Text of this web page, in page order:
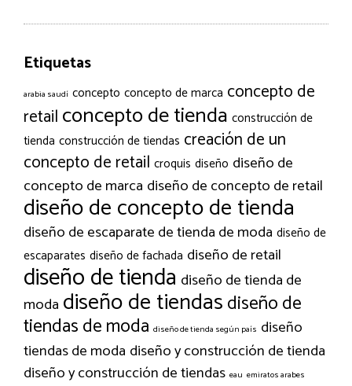
Etiquetas
arabia saudí concepto concepto de marca concepto de
retail concepto de tienda construcción de
tienda construcción de tiendas creación de un
concepto de retail croquis diseño diseño de
concepto de marca diseño de concepto de retail
diseño de concepto de tienda
diseño de escaparate de tienda de moda diseño de
escaparates diseño de fachada diseño de retail
diseño de tienda diseño de tienda de
moda diseño de tiendasdiseño de
tiendas de moda diseño de tienda según país diseño
tiendas de moda diseño y construcción de tienda
diseño y construcción de tiendas eau emiratos arabes